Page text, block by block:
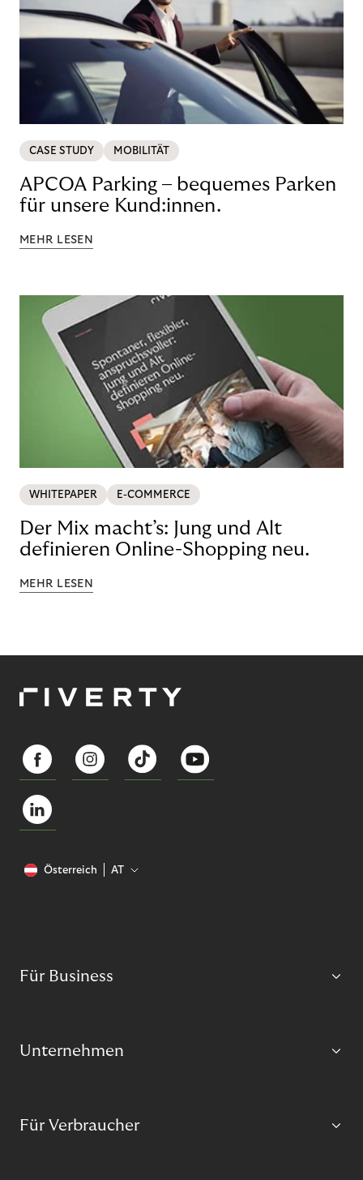
CASE STUDY MOBILITÄT
APCOA Parking – bequemes Parken
für unsere Kund:innen.
MEHR LESEN
WHITEPAPER E-COMMERCE
Der Mix macht’s: Jung und Alt
definieren Online-Shopping neu.
MEHR LESEN
Österreich AT
Für Business
Unternehmen
Für Verbraucher